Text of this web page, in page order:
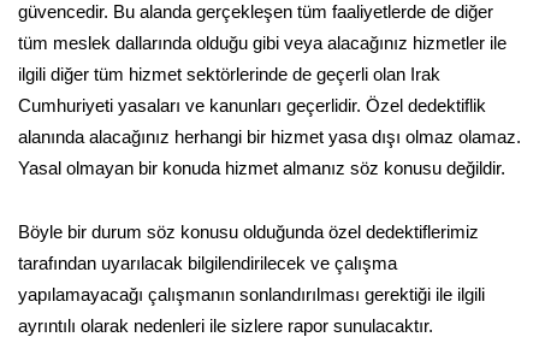
güvencedir. Bu alanda gerçekleşen tüm faaliyetlerde de diğer
tüm meslek dallarında olduğu gibi veya alacağınız hizmetler ile
ilgili diğer tüm hizmet sektörlerinde de geçerli olan Irak
Cumhuriyeti yasaları ve kanunları geçerlidir. Özel dedektiflik
alanında alacağınız herhangi bir hizmet yasa dışı olmaz olamaz.
Yasal olmayan bir konuda hizmet almanız söz konusu değildir.
Böyle bir durum söz konusu olduğunda özel dedektiflerimiz
tarafından uyarılacak bilgilendirilecek ve çalışma
yapılamayacağı çalışmanın sonlandırılması gerektiği ile ilgili
ayrıntılı olarak nedenleri ile sizlere rapor sunulacaktır.